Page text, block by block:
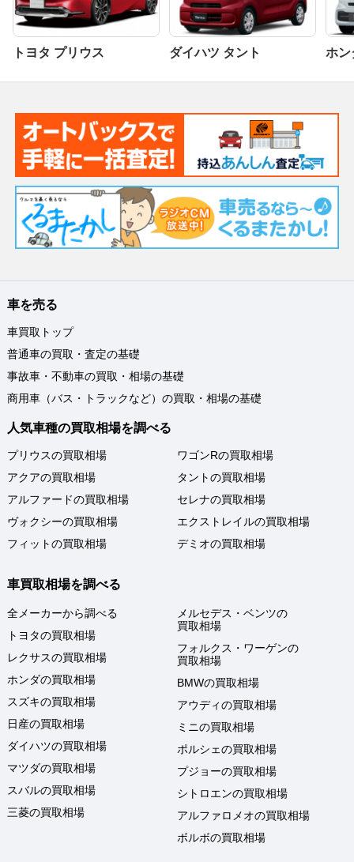
トヨタ プリウス ダイハツ タント ホン
車を売る
車買取トップ
普通車の買取・査定の基礎
事故車・不動車の買取・相場の基礎
商用車（バス・トラックなど）の買取・相場の基礎
人気車種の買取相場を調べる
プリウスの買取相場
アクアの買取相場
アルファードの買取相場
ヴォクシーの買取相場
フィットの買取相場
ワゴンRの買取相場
タントの買取相場
セレナの買取相場
エクストレイルの買取相場
デミオの買取相場
車買取相場を調べる
全メーカーから調べる
トヨタの買取相場
レクサスの買取相場
ホンダの買取相場
スズキの買取相場
日産の買取相場
ダイハツの買取相場
マツダの買取相場
スバルの買取相場
三菱の買取相場
メルセデス・ベンツの
買取相場
フォルクス・ワーゲンの
買取相場
BMWの買取相場
アウディの買取相場
ミニの買取相場
ポルシェの買取相場
プジョーの買取相場
シトロエンの買取相場
アルファロメオの買取相場
ボルボの買取相場